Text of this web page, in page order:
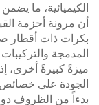
الكيميائية، ما
بكرات ذات أقطار
المدمجة
الجودة على خصائص
بدءاً من الظروف